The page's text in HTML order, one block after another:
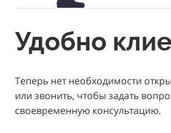
Удобно
Теперь нет необходимости
или звонить, чтобы задать
своевременную консультацию.